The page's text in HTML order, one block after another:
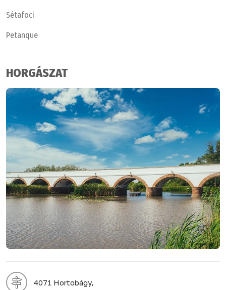
Sétafoci
Petanque
HORGÁSZAT
4071 Hortobágy,